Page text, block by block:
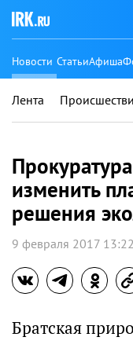
Новости СтатьиАфиша
Лента
изменить
решения
9 февраля 2017 13:22
Братская